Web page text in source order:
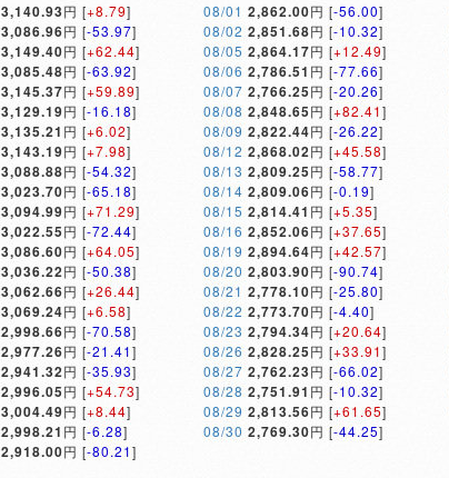
3,140.93円 [+8.79]
3,086.96円 [-53.97]
3,149.40円 [+62.44]
3,085.48円 [-63.92]
3,145.37円 [+59.89]
3,129.19円 [-16.18]
3,135.21 円 [+6.02]
3,143.19円 [+7.98]
3,088.88円 [-54.32]
3,023.70円 [-65.18]
3,094.99円 [+71.29]
3,022.55円 [-72.44]
3,086.60円 [+64.05]
3,036.22円 [-50.38]
3,062.66円 [+26.44]
3,069.24円 [+6.58]
2,998.66円 [-70.58]
2,977.26円 [-21.41]
2,941.32円 [-35.93]
2,996.05円 [+54.73]
3,004.49円 [+8.44]
2,998.21 円 [-6.28]
2,918.00円 [-80.21]
08/01 2,862.00円 [-56.00]
08/02 2,851.68円 [-10.32]
08/05 2,864.17円 [+12.49]
08/06 2,786.51 円 [-77.66]
08/07 2,766.25円 [-20.26]
08/08 2,848.65円 [+82.41]
08/09 2,822.44円 [-26.22]
08/12 2,868.02円 [+45.58]
08/13 2,809.25円 [-58.77]
08/14 2,809.06円 [-0.19]
08/15 2,814.41 円 [+5.35]
08/16 2,852.06円 [+37.65]
08/19 2,894.64円 [+42.57]
08/20 2,803.90円 [-90.74]
08/21 2,778.10円 [-25.80]
08/22 2,773.70円 [-4.40]
08/23 2,794.34円 [+20.64]
08/26 2,828.25円 [+33.91]
08/27 2,762.23円 [-66.02]
08/28 2,751.91 円 [-10.32]
08/29 2,813.56円 [+61.65]
08/30 2,769.30円 [-44.25]